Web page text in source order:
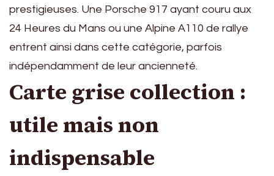
prestigieuses. Une Porsche 917 ayant couru aux
24 Heures du Mans ou une Alpine A110 de rallye
entrent ainsi dans cette catégorie, parfois
indépendamment de leur ancienneté.
Carte grise collection :
utile mais non
indispensable